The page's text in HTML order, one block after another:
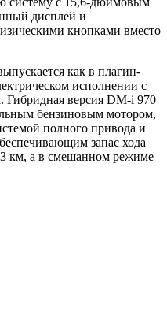
дисплей и
кнопками вместо
как в плагин-
исполнении с
версия DM-i 970
бензиновым мотором,
полного привода и
запас хода
км, а в смешанном режиме